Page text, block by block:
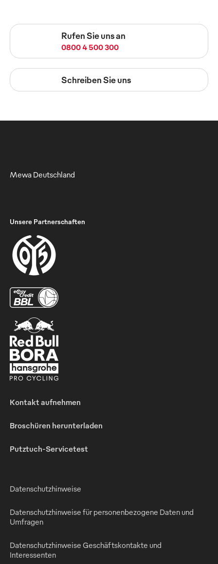
Rufen Sie uns an
0800 4 500 300
Schreiben Sie uns
Mewa Deutschland
Unsere Partnerschaften
Kontakt aufnehmen
Broschüren herunterladen
Putztuch-Servicetest
Datenschutzhinweise
Datenschutzhinweise für personenbezogene Daten und
Umfragen
Datenschutzhinweise Geschäftskontakte und
Interessenten